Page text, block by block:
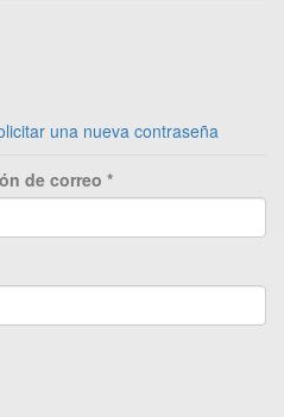
una nueva contraseña
de correo *